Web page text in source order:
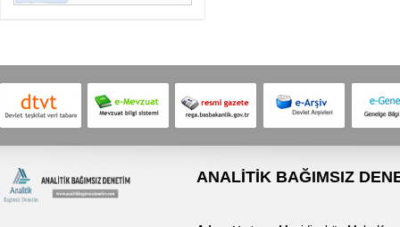
ANALİTİK BAĞIMSIZ